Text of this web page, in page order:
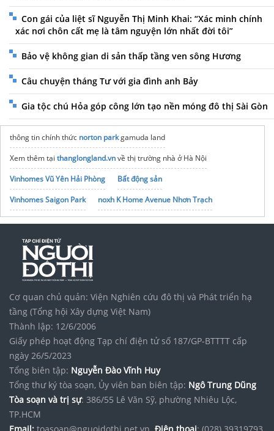
Con gái của liệt sĩ Nguyễn Thị Minh Khai: “Xác minh chính
xác nơi chôn cất mẹ là tâm nguyện lớn nhất đời tôi”
Bảo vệ không gian di sản thấp tầng ven sông Hương
Câu chuyện tháng Tư với gia đình anh Bảy
Gia tộc chú Hỏa góp công lớn tạo nền móng đô thị Sài Gòn
thông tin chính thức norton parkgamuda land
Xem thêm tại thanglongland.vnvề thị trường nhà ở Hà Nội
Vinhomes Vũ Yên Hải Phòng
Bất động sản
Vinhomes Saigon Park
noxh K Home Avenue Nhơn Trạch
Tập đoàn Bcons Group
Cơ quan chủ quản: Viện Nghiên cứu đô thị và Phát triển hạ
tầng (Tổng hội Xây dựng Việt Nam)
Thành lập: 12/6/2006
Giấy phép hoạt động Tạp chí điện tử số 187/GP-BTTTT cấp
ngày 26/5/2023
Tổng biên tập: Nguyễn Đào Vĩnh Huy
Tổng thư ký tòa soạn, Ủy viên ban biên tập: Ngô Trung Dũng
Tòa soạn và trị sự: 386/55 Lê Văn Sỹ, phường Nhiêu Lộc,
TP.HCM